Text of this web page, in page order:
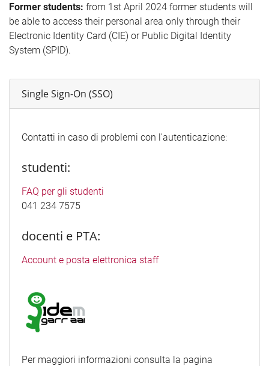
Former students: from 1st April 2024 former students will
be able to access their personal area only through their
Electronic Identity Card (CIE) or Public Digital Identity
System (SPID).
Single Sign-On (SSO)
Contatti in caso di problemi con l'autenticazione:
studenti:
FAQ per gli studenti
041 234 7575
docenti e PTA:
Account e posta elettronica staff
Per maggiori informazioni consulta la pagina